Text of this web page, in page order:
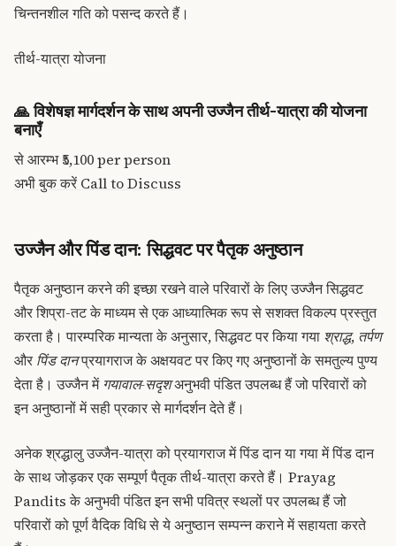
चिन्तनशील गति को पसन्द करते हैं।
तीर्थ-यात्रा योजना
🙏विशेषज्ञ मार्गदर्शन के साथ अपनी उज्जैन तीर्थ-यात्रा की योजना
बनाएँ
से आरम्भ ₹5,100per person
अभी बुक करें Call to Discuss
उज्जैन और पिंड दान: सिद्धवट पर पैतृक अनुष्ठान
पैतृक अनुष्ठान करने की इच्छा रखने वाले परिवारों के लिए उज्जैन सिद्धवट
और शिप्रा-तट के माध्यम से एक आध्यात्मिक रूप से सशक्त विकल्प प्रस्तुत
करता है। पारम्परिक मान्यता के अनुसार, सिद्धवट पर किया गया श्राद्ध, तर्पण
और पिंड दानप्रयागराज के अक्षयवट पर किए गए अनुष्ठानों के समतुल्य पुण्य
देता है। उज्जैन में गयावाल-सदृशअनुभवी पंडित उपलब्ध हैं जो परिवारों को
इन अनुष्ठानों में सही प्रकार से मार्गदर्शन देते हैं।
अनेक श्रद्धालु उज्जैन-यात्रा को प्रयागराज में पिंड दान या गया में पिंड दान
के साथ जोड़कर एक सम्पूर्ण पैतृक तीर्थ-यात्रा करते हैं। Prayag
Pandits के अनुभवी पंडित इन सभी पवित्र स्थलों पर उपलब्ध हैं जो
परिवारों को पूर्ण वैदिक विधि से ये अनुष्ठान सम्पन्न कराने में सहायता करते